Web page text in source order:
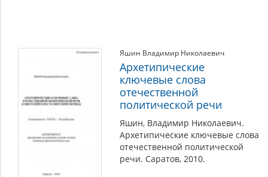
Яшин Владимир Николаевич
Архетипические
ключевые слова
отечественной
политической речи
Яшин, Владимир Николаевич.
Архетипические ключевые слова
отечественной политической
речи. Саратов, 2010.